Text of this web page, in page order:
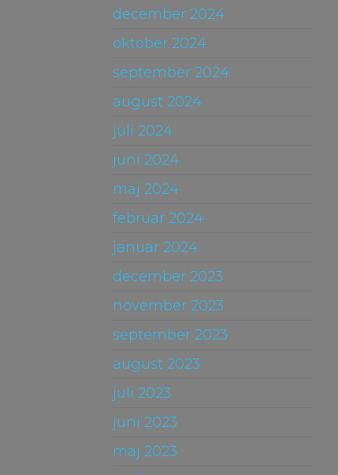
december 2024
oktober 2024
september 2024
august 2024
juli 2024
juni 2024
maj 2024
februar 2024
januar 2024
december 2023
november 2023
september 2023
august 2023
juli 2023
juni 2023
maj 2023